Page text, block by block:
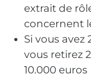
extrait de
concernent
Si vous avez
vous retirez
10.000 euros